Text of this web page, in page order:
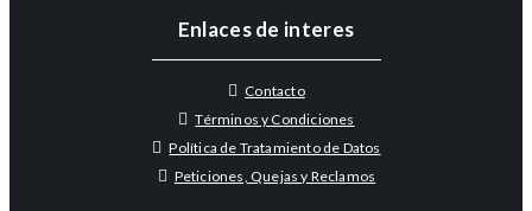
Enlaces de interes
Contacto
Términos y Condiciones
Política de Tratamiento de Datos
Peticiones, Quejas y Reclamos